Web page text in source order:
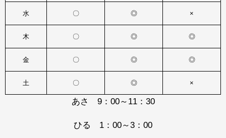
水 〇 ◎ ×
木 〇 ◎ ◎
金 〇 ◎ ◎
土 〇 ◎ ×
あさ 9：00～11：30
ひる 1：00～3：00